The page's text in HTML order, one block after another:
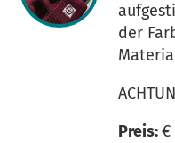
der
Preis:€